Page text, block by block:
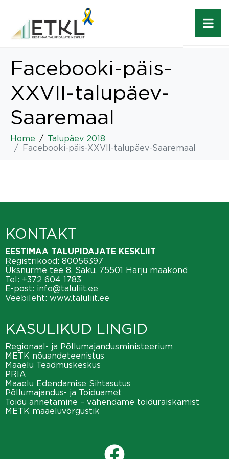
Facebooki-päis-
XXVII-talupäev-
Saaremaal
Home
Talupäev 2018
Facebooki-päis-XXVII-talupäev-Saaremaal
KONTAKT
EESTIMAA TALUPIDAJATE KESKLIIT
Registrikood: 80056397
Üksnurme tee 8, Saku, 75501 Harju maakond
Tel: +372 604 1783
E-post: info@taluliit.ee
Veebileht: www.taluliit.ee
KASULIKUD LINGID
Regionaal- ja Põllumajandusministeerium
METK nõuandeteenistus
Maaelu Teadmuskeskus
PRIA
Maaelu Edendamise Sihtasutus
Põllumajandus- ja Toiduamet
Toidu annetamine – vähendame toiduraiskamist
METK maaeluvõrgustik